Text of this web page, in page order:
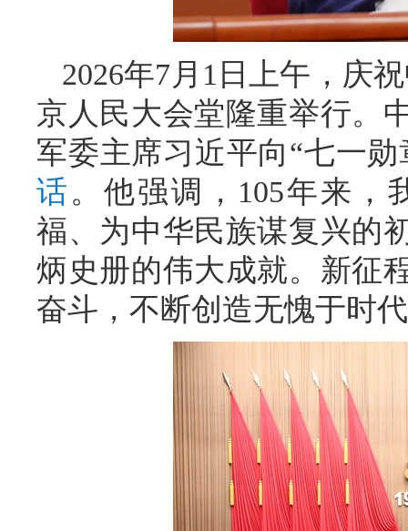
2026年7月1日上午，庆
京人民大会堂隆重举行。
军委主席习近平向“七一
话。他强调，105年来，
福、为中华民族谋复兴的
炳史册的伟大成就。新征
奋斗，不断创造无愧于时